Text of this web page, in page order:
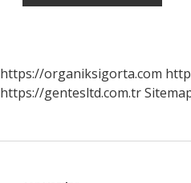
https://organiksigorta.com
https://gentesltd.com.tr